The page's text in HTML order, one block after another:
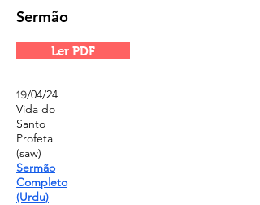
Sermão
Ler PDF
19/04/24
Vida do
Santo
Profeta
(saw)
Sermão
Completo
(Urdu)